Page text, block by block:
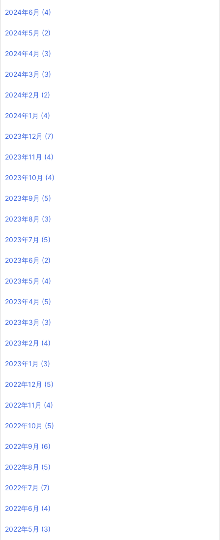
2024年6月 (4)
2024年5月 (2)
2024年4月 (3)
2024年3月 (3)
2024年2月 (2)
2024年1月 (4)
2023年12月 (7)
2023年11月 (4)
2023年10月 (4)
2023年9月 (5)
2023年8月 (3)
2023年7月 (5)
2023年6月 (2)
2023年5月 (4)
2023年4月 (5)
2023年3月 (3)
2023年2月 (4)
2023年1月 (3)
2022年12月 (5)
2022年11月 (4)
2022年10月 (5)
2022年9月 (6)
2022年8月 (5)
2022年7月 (7)
2022年6月 (4)
2022年5月 (3)